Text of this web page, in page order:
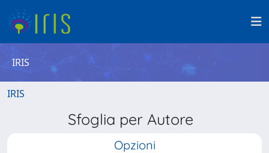
IRIS
IRIS
Sfoglia per Autore
Opzioni